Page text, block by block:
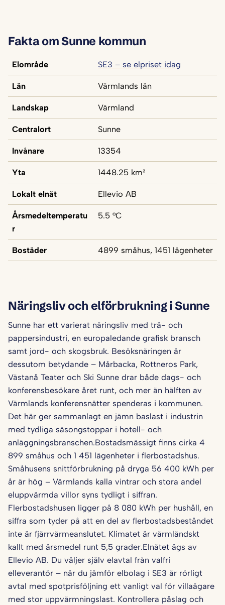
Fakta om Sunne kommun
Elområde SE3 – se elpriset idag
Län Värmlands län
Landskap Värmland
Centralort Sunne
Invånare 13354
Yta 1448.25 km²
Lokalt elnät Ellevio AB
Årsmedeltemperatu
r
5.5 °C
Bostäder 4899 småhus, 1451 lägenheter
Näringsliv och elförbrukning i Sunne
Sunne har ett varierat näringsliv med trä- och
pappersindustri, en europaledande grafisk bransch
samt jord- och skogsbruk. Besöksnäringen är
dessutom betydande – Mårbacka, Rottneros Park,
Västanå Teater och Ski Sunne drar både dags- och
konferensbesökare året runt, och mer än hälften av
Värmlands konferensnätter spenderas i kommunen.
Det här ger sammanlagt en jämn baslast i industrin
med tydliga säsongstoppar i hotell- och
anläggningsbranschen.Bostadsmässigt finns cirka 4
899 småhus och 1 451 lägenheter i flerbostadshus.
Småhusens snittförbrukning på dryga 56 400 kWh per
år är hög – Värmlands kalla vintrar och stora andel
eluppvärmda villor syns tydligt i siffran.
Flerbostadshusen ligger på 8 080 kWh per hushåll, en
siffra som tyder på att en del av flerbostadsbeståndet
inte är fjärrvärmeanslutet. Klimatet är värmländskt
kallt med årsmedel runt 5,5 grader.Elnätet ägs av
Ellevio AB. Du väljer själv elavtal från valfri
elleverantör – när du jämför elbolag i SE3 är rörligt
avtal med spotprisföljning ett vanligt val för villaägare
med stor uppvärmningslast. Kontrollera påslag och